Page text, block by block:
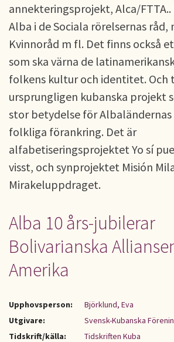
annekteringsprojekt, Alca/FTTA..
Alba i de Sociala rörelsernas råd,
Kvinnoråd m fl. Det finns också
som ska värna de
folkens kultur och identitet. Och
ursprungligen kubanska projekt
stor betydelse för
folkliga förankring. Det är
alfabetiseringsprojektet Yo sí
visst, och synprojektet Misión
Mirakeluppdraget.
Alba 10 års-jubilerar
Bolivarianska
Amerika
Upphovsperson:
Björklund, Eva
Utgivare:
Svensk-Kubanska
Tidskrift/källa:
Tidskriften Kuba